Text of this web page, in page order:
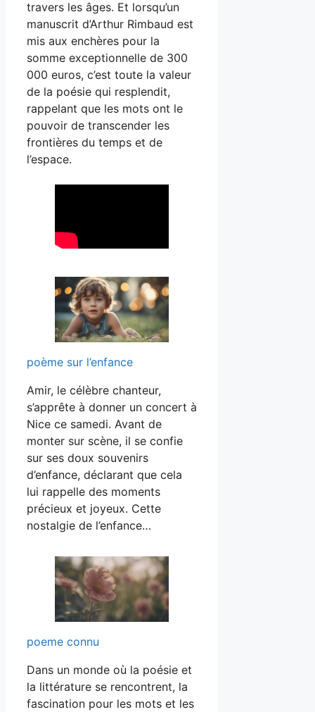
travers les âges. Et lorsqu’un
manuscrit d’Arthur Rimbaud est
mis aux enchères pour la
somme exceptionnelle de 300
000 euros, c’est toute la valeur
de la poésie qui resplendit,
rappelant que les mots ont le
pouvoir de transcender les
frontières du temps et de
l’espace.
poème sur l’enfance
Amir, le célèbre chanteur,
s’apprête à donner un concert à
Nice ce samedi. Avant de
monter sur scène, il se confie
sur ses doux souvenirs
d’enfance, déclarant que cela
lui rappelle des moments
précieux et joyeux. Cette
nostalgie de l’enfance…
poeme connu
Dans un monde où la poésie et
la littérature se rencontrent, la
fascination pour les mots et les